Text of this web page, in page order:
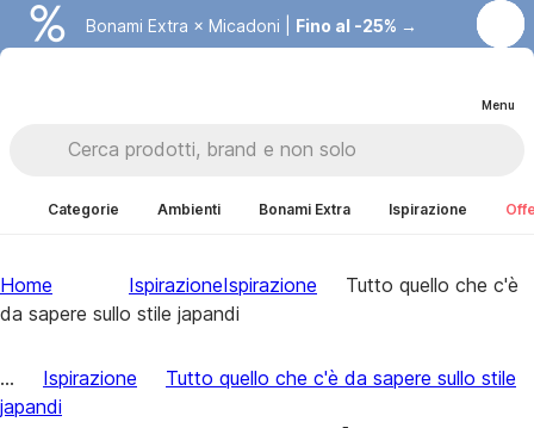
Bonami Extra × Micadoni | Fino al -25% →
Menu
Categorie Ambienti Bonami Extra Ispirazione
Home IspirazioneIspirazione
Tutto quello che c'è
da sapere sullo stile japandi
... Ispirazione
Tutto quello che c'è da sapere sullo stile
japandi